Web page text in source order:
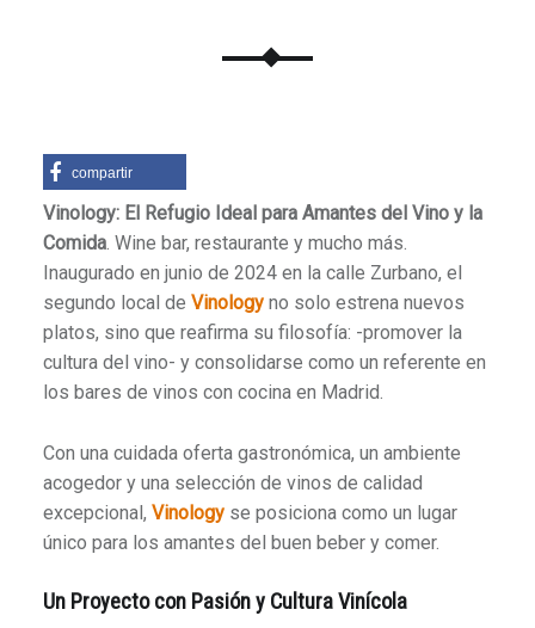
compartir
Vinology: El Refugio Ideal para Amantes del Vino y la
Comida. Wine bar, restaurante y mucho más.
Inaugurado en junio de 2024 en la calle Zurbano, el
segundo local de Vinologyno solo estrena nuevos
platos, sino que reafirma su filosofía: -promover la
cultura del vino- y consolidarse como un referente en
los bares de vinos con cocina en Madrid.
Con una cuidada oferta gastronómica, un ambiente
acogedor y una selección de vinos de calidad
excepcional, Vinologyse posiciona como un lugar
único para los amantes del buen beber y comer.
Un Proyecto con Pasión y Cultura Vinícola